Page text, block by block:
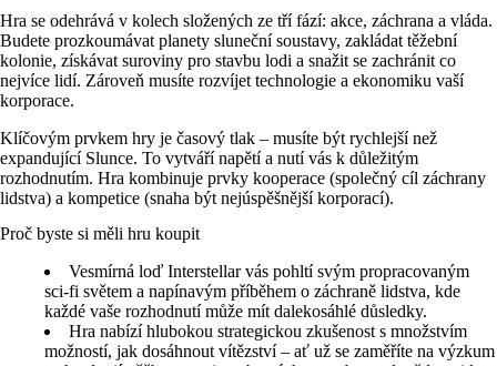
Hra se odehrává v kolech složených ze tří fází: akce, záchrana a vláda.
Budete prozkoumávat planety sluneční soustavy, zakládat těžební
kolonie, získávat suroviny pro stavbu lodi a snažit se zachránit co
nejvíce lidí. Zároveň musíte rozvíjet technologie a ekonomiku vaší
korporace.
Klíčovým prvkem hry je časový tlak – musíte být rychlejší než
expandující Slunce. To vytváří napětí a nutí vás k důležitým
rozhodnutím. Hra kombinuje prvky kooperace (společný cíl záchrany
lidstva) a kompetice (snaha být nejúspěšnější korporací).
Proč byste si měli hru koupit
Vesmírná loď Interstellar vás pohltí svým propracovaným
sci-fi světem a napínavým příběhem o záchraně lidstva, kde
každé vaše rozhodnutí může mít dalekosáhlé důsledky.
Hra nabízí hlubokou strategickou zkušenost s množstvím
možností, jak dosáhnout vítězství – ať už se zaměříte na výzkum